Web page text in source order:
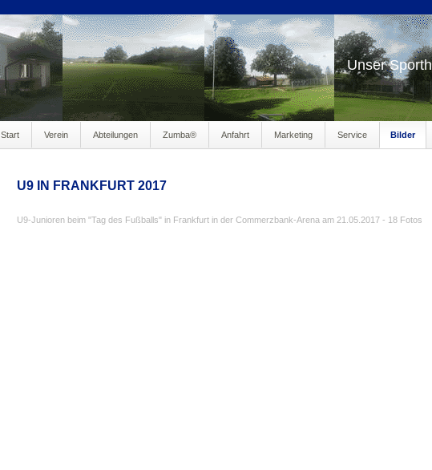
Unser
Start Verein Abteilungen Zumba® Anfahrt Marketing Service Bilder
U9 IN FRANKFURT 2017
U9-Junioren beim "Tag des Fußballs" in Frankfurt in der Commerzbank-Arena am 21.05.2017 - 18 Fotos